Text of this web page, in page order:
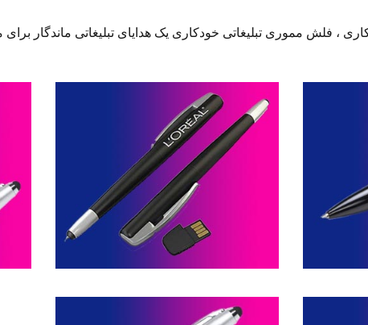
، فلش مموری تبلیغاتی خودکاری یک هدایای تبلیغاتی ماندگار